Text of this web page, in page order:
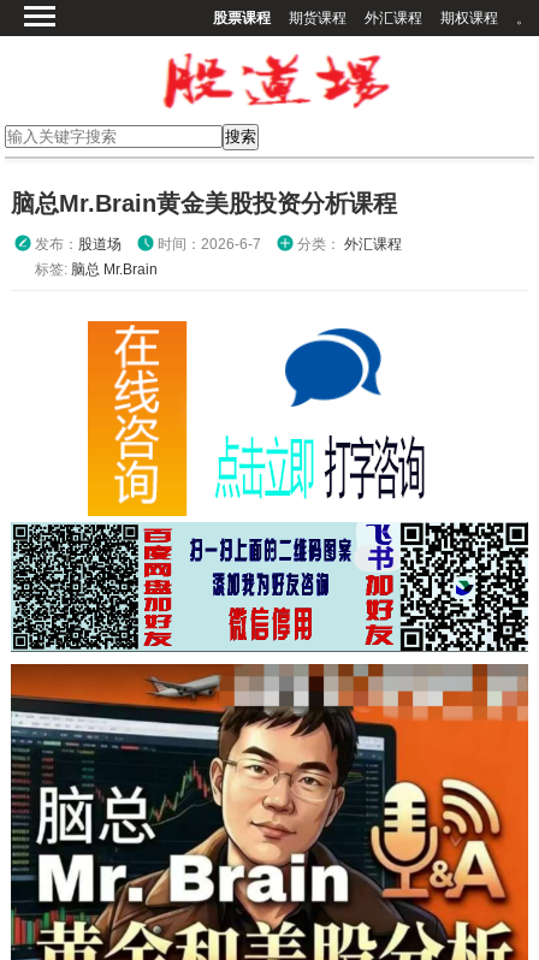
股票课程 期货课程 外汇课程 期权课程 。
期货课程
外汇课程
高校课程
脑总Mr.Brain黄金美股投资分析课程
发布： 股道场 时间：2026-6-7 分类： 外汇课程
标签: 脑总 Mr.Brain